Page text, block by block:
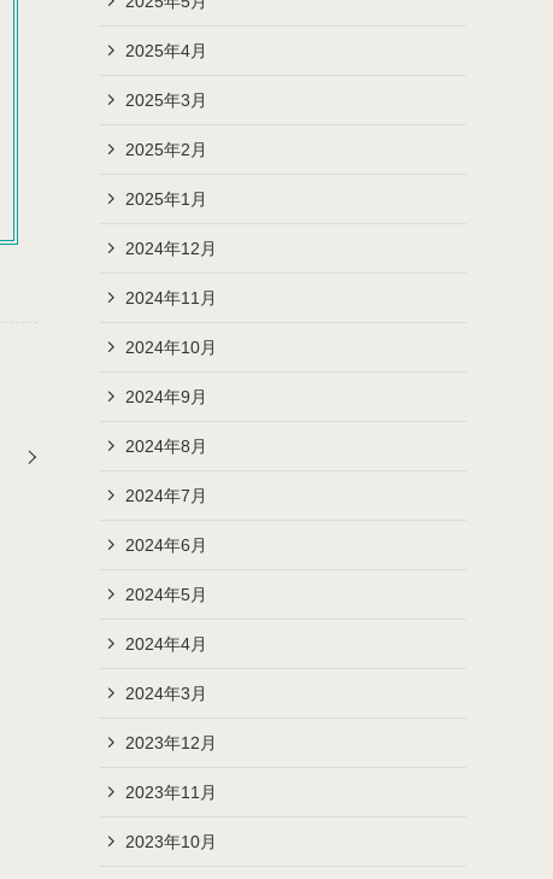
2025年4月
2025年3月
2025年2月
2025年1月
2024年12月
2024年11月
2024年10月
2024年9月
2024年8月
2024年7月
2024年6月
2024年5月
2024年4月
2024年3月
2023年12月
2023年11月
2023年10月